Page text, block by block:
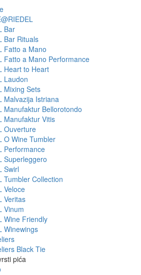
Bar
Bar Rituals
Fatto a Mano
Fatto a Mano Performance
Heart to Heart
Laudon
Mixing Sets
Malvazija Istriana
Manufaktur Bellorotondo
Manufaktur Vitis
Ouverture
O Wine Tumbler
Performance
Superleggero
Swirl
Tumbler Collection
Veloce
Veritas
Vinum
Wine Friendly
Winewings
Black Tie
pića